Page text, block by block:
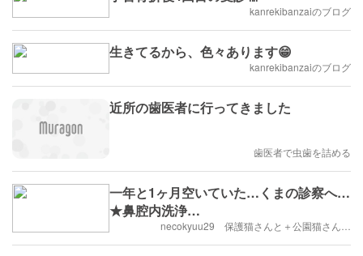
kanrekibanzaiのブログ
生きてるから、色々あります😁
kanrekibanzaiのブログ
近所の歯医者に行ってきました
歯医者で虫歯を詰める
一年と1ヶ月空いていた…くまの診察へ…
★鼻腔内洗浄…
necokyuu29 保護猫さんと＋公園猫さん…